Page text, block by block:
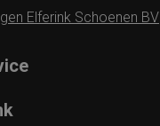
Elferink Schoenen BV